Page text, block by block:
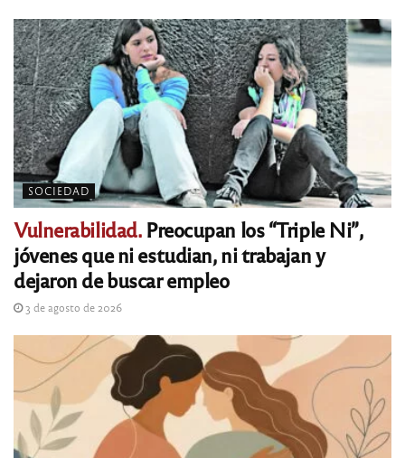
SOCIEDAD
Vulnerabilidad.Preocupan los “Triple Ni”,
jóvenes que ni estudian, ni trabajan y
dejaron de buscar empleo
3 de agosto de 2026